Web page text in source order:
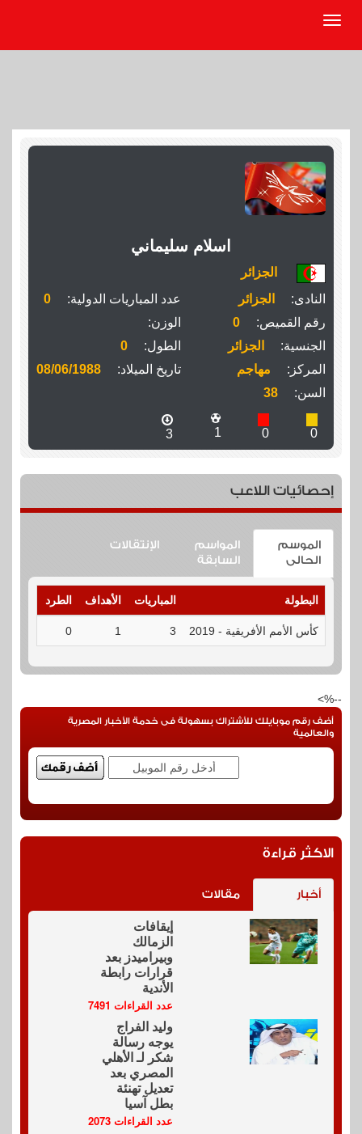
اسلام سليماني
الجزائر
النادى:
الجزائر عدد المباريات الدولية:
0
رقم القميص:
0
الوزن:
الجنسية:
الجزائر الطول:
0
المركز:
مهاجم تاريخ الميلاد:
08/06/1988
السن:
38
0
0
1
3
إحصائيات اللاعب
الموسم
الحالى
المواسم
السابقة
الإنتقالات
البطولة المباريات الأهداف الطرد
كأس الأمم الأفريقية - 2019 3
1
0
--%>
أضف رقم موبايلك للأشتراك بسهولة فى خدمة الأخبار المصرية
والعالمية
الاكثر قراءة
أخبار مقالات
إيقافات
الزمالك
وبيراميدز بعد
قرارات رابطة
الأندية
عدد القراءات 7491
وليد الفراج
يوجه رسالة
شكر لـ الأهلي
المصري بعد
تعديل تهنئة
بطل آسيا
عدد القراءات 2073